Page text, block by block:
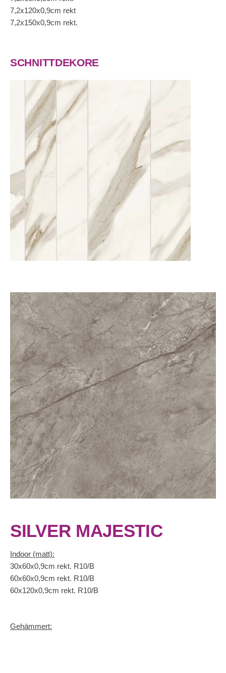
7,2x120x0,9cm rekt
7,2x150x0,9cm rekt.
SCHNITTDEKORE
SILVER MAJESTIC
Indoor (matt):
30x60x0,9cm rekt. R10/B
60x60x0,9cm rekt. R10/B
60x120x0,9cm rekt. R10/B
Gehämmert: